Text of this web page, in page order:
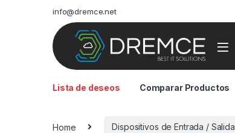
info@dremce.net
Lista de deseos Comparar Productos
Home Dispositivos de Entrada / Salida